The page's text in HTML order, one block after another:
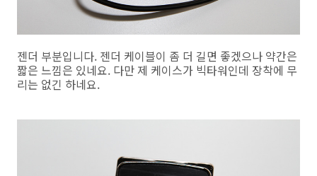
젠더 부분입니다. 젠더 케이블이 좀 더 길면 좋겠으나 약간은
짧은 느낌은 있네요. 다만 제 케이스가 빅타워인데 장착에 무
리는 없긴 하네요.